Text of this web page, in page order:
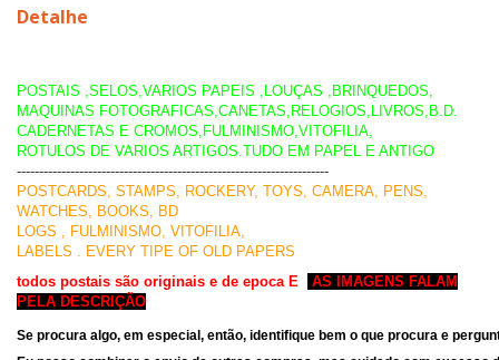
Detalhe
POSTAIS ,SELOS,VARIOS PAPEIS ,LOUÇAS ,BRINQUEDOS,
MAQUINAS FOTOGRAFICAS,CANETAS,RELOGIOS,LIVROS,B.D.
CADERNETAS E CROMOS,FULMINISMO,VITOFILIA,
ROTULOS DE VARIOS ARTIGOS.TUDO EM PAPEL E ANTIGO
----------------------------------------------------------------------
POSTCARDS, STAMPS, ROCKERY, TOYS, CAMERA, PENS,
WATCHES, BOOKS, BD
LOGS , FULMINISMO, VITOFILIA,
LABELS . EVERY TIPE OF OLD PAPERS
todos postais são originais e de epoca E
AS IMAGENS FALAM
PELA DESCRIÇÃO
Se procura algo, em especial, então, identifique bem o que procura e